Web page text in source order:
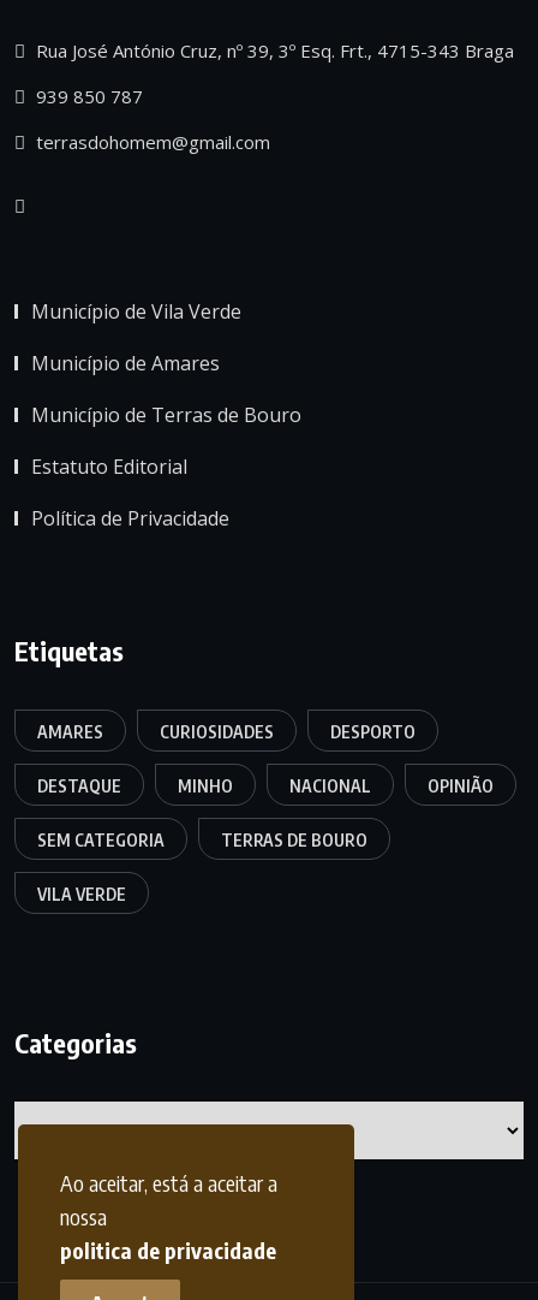
Ao aceitar, está a aceitar a
nossa
politica de privacidade
Rua José António Cruz, nº 39, 3º Esq. Frt., 4715-343 Braga
939 850 787
terrasdohomem@gmail.com
Município de Vila Verde
Município de Amares
Município de Terras de Bouro
Estatuto Editorial
Política de Privacidade
Etiquetas
AMARES CURIOSIDADES DESPORTO
DESTAQUE MINHO NACIONAL OPINIÃO
SEM CATEGORIA TERRAS DE BOURO
VILA VERDE
Categorias